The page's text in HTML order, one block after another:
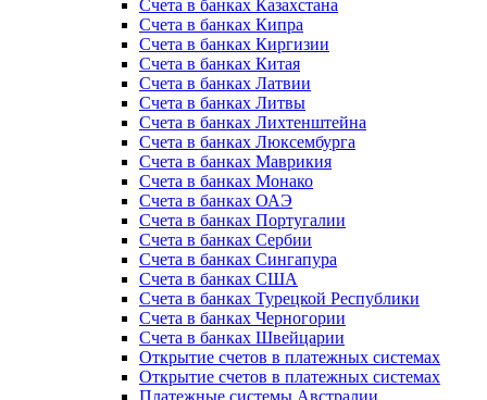
Счета в банках Казахстана
Счета в банках Кипра
Счета в банках Киргизии
Счета в банках Китая
Счета в банках Латвии
Счета в банках Литвы
Счета в банках Лихтенштейна
Счета в банках Люксембурга
Счета в банках Маврикия
Счета в банках Монако
Счета в банках ОАЭ
Счета в банках Португалии
Счета в банках Сербии
Счета в банках Сингапура
Счета в банках США
Счета в банках Турецкой Республики
Счета в банках Черногории
Счета в банках Швейцарии
Открытие счетов в платежных системах
Открытие счетов в платежных системах
Платежные системы Австралии